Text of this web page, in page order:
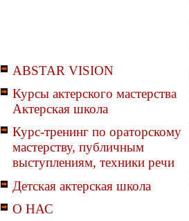
ABSTAR VISION
Курсы актерского мастерства
Актерская школа
Курс-тренинг по ораторскому
мастерству, публичным
выступлениям, техники речи
Детская актерская школа
О НАС